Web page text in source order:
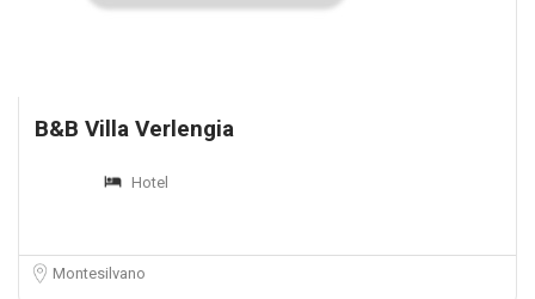
B&B Villa Verlengia
Hotel
Montesilvano